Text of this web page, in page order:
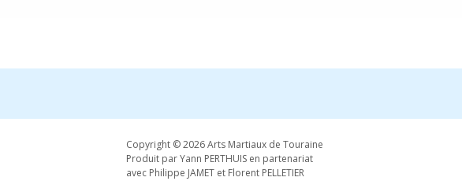
Copyright © 2026 Arts Martiaux de Touraine
Produit par Yann PERTHUIS en partenariat
avec Philippe JAMET et Florent PELLETIER